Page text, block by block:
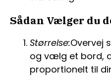
Sådan Vælger du
Størrelse:Overvej
og vælg et bord,
proportionelt til